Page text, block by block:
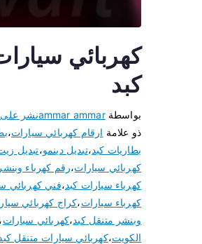
كبد
بواسطةammar ammarنشر على
ذو علامة ارقام كهربائي سيارات،
بطاريات كبد،تبديل دينمو،تبديل
كهربائي سيارات،رقم كهرباء
كهرباء سيارات كبد،فني كهربائي
كهرباء سيارات،كراج كهربائي
وبنشر متنقل كبد،كهربائي سيارات،
الكويت،كهربائي سيارات متنقل كبد